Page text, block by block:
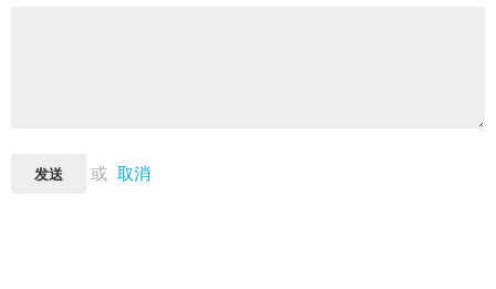
发送 或 取消